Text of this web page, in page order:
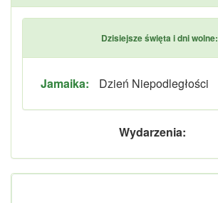
Dzisiejsze święta i dni wolne:
Jamaika: Dzień Niepodległości
Wydarzenia: